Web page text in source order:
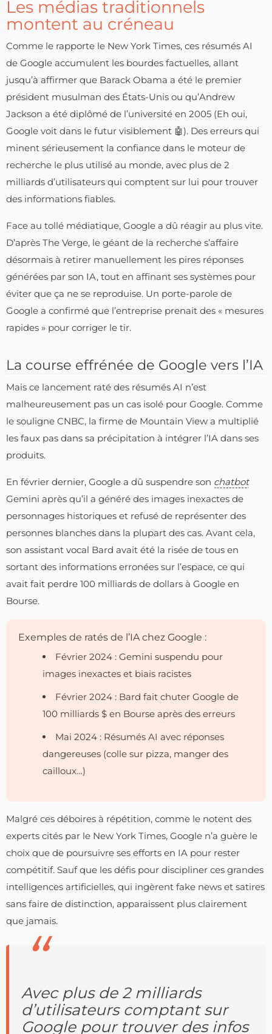
Les médias traditionnels
montent au créneau
Comme le rapporte le New York Times, ces résumés AI
de Google accumulent les bourdes factuelles, allant
jusqu’à affirmer que Barack Obama a été le premier
président musulman des États-Unis ou qu’Andrew
Jackson a été diplômé de l’université en 2005 (Eh oui,
Google voit dans le futur visiblement 🤖). Des erreurs qui
minent sérieusement la confiance dans le moteur de
recherche le plus utilisé au monde, avec plus de 2
milliards d’utilisateurs qui comptent sur lui pour trouver
des informations fiables.
Face au tollé médiatique, Google a dû réagir au plus vite.
D’après The Verge, le géant de la recherche s’affaire
désormais à retirer manuellement les pires réponses
générées par son IA, tout en affinant ses systèmes pour
éviter que ça ne se reproduise. Un porte-parole de
Google a confirmé que l’entreprise prenait des « mesures
rapides » pour corriger le tir.
La course effrénée de Google vers l’IA
Mais ce lancement raté des résumés AI n’est
malheureusement pas un cas isolé pour Google. Comme
le souligne CNBC, la firme de Mountain View a multiplié
les faux pas dans sa précipitation à intégrer l’IA dans ses
produits.
En février dernier, Google a dû suspendre son chatbot
Gemini après qu’il a généré des images inexactes de
personnages historiques et refusé de représenter des
personnes blanches dans la plupart des cas. Avant cela,
son assistant vocal Bard avait été la risée de tous en
sortant des informations erronées sur l’espace, ce qui
avait fait perdre 100 milliards de dollars à Google en
Bourse.
Exemples de ratés de l’IA chez Google :
Février 2024 : Gemini suspendu pour
images inexactes et biais racistes
Février 2024 : Bard fait chuter Google de
100 milliards $ en Bourse après des erreurs
Mai 2024 : Résumés AI avec réponses
dangereuses (colle sur pizza, manger des
cailloux…)
Malgré ces déboires à répétition, comme le notent des
experts cités par le New York Times, Google n’a guère le
choix que de poursuivre ses efforts en IA pour rester
compétitif. Sauf que les défis pour discipliner ces grandes
intelligences artificielles, qui ingèrent fake news et satires
sans faire de distinction, apparaissent plus clairement
que jamais.
Avec plus de 2 milliards
d’utilisateurs comptant sur
Google pour trouver des infos